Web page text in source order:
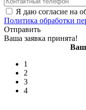
Я даю согласие на
Политика обработки
Отправить
Ваша заявка принята!
1
2
3
4